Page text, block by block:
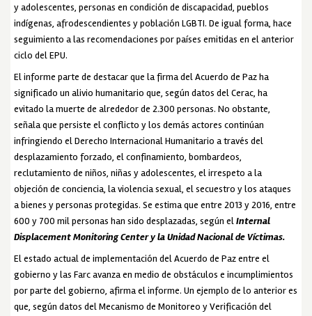
y adolescentes, personas en condición de discapacidad, pueblos
indígenas, afrodescendientes y población LGBTI. De igual forma, hace
seguimiento a las recomendaciones por países emitidas en el anterior
ciclo del EPU.
El informe parte de destacar que la firma del Acuerdo de Paz ha
significado un alivio humanitario que, según datos del Cerac, ha
evitado la muerte de alrededor de 2.300 personas. No obstante,
señala que persiste el conflicto y los demás actores continúan
infringiendo el Derecho Internacional Humanitario a través del
desplazamiento forzado, el confinamiento, bombardeos,
reclutamiento de niños, niñas y adolescentes, el irrespeto a la
objeción de conciencia, la violencia sexual, el secuestro y los ataques
a bienes y personas protegidas. Se estima que entre 2013 y 2016, entre
600 y 700 mil personas han sido desplazadas, según elInternal
Displacement Monitoring Center y la Unidad Nacional de Víctimas.
El estado actual de implementación del Acuerdo de Paz entre el
gobierno y las Farc avanza en medio de obstáculos e incumplimientos
por parte del gobierno, afirma el informe. Un ejemplo de lo anterior es
que, según datos del Mecanismo de Monitoreo y Verificación del